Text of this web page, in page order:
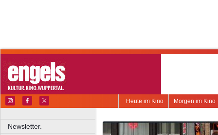
Morgen im Kino
Heute im Kino
Newsletter.